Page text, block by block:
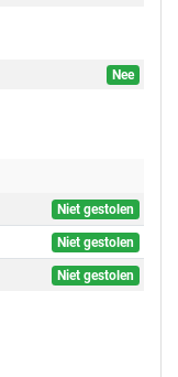
Nee
Niet gestolen
Niet gestolen
Niet gestolen